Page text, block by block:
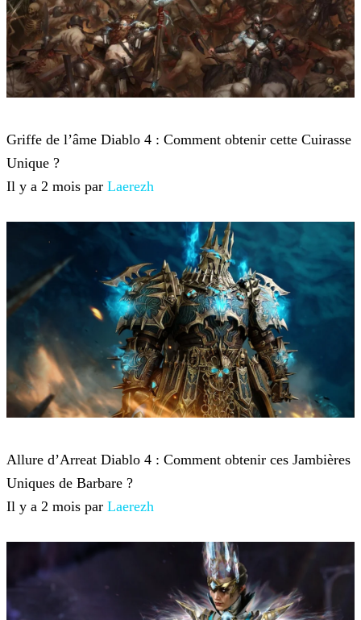
Griffe de l’âme Diablo 4 : Comment obtenir cette Cuirasse
Unique ?
Il y a 2 mois par Laerezh
Allure d’Arreat Diablo 4 : Comment obtenir ces Jambières
Uniques de Barbare ?
Il y a 2 mois par Laerezh